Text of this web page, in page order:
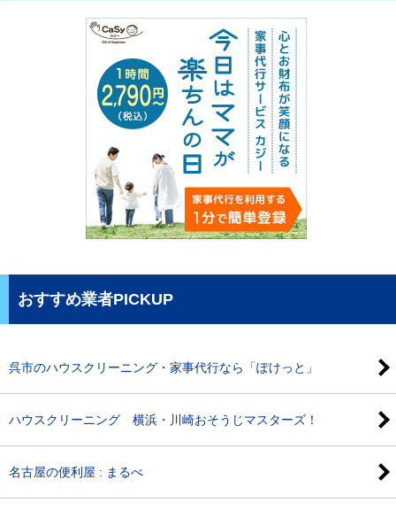
おすすめ業者PICKUP
呉市のハウスクリーニング・家事代行なら「ぽけっと」
ハウスクリーニング 横浜・川崎おそうじマスターズ！
名古屋の便利屋 : まるべ